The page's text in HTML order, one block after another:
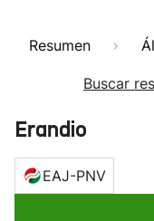
Resumen
Buscar
Erandio
EAJ-PNV